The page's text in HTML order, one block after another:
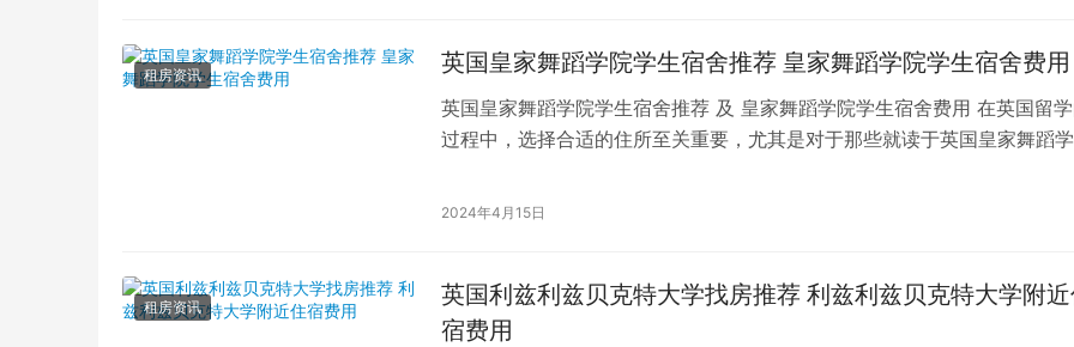
租房资讯 英国皇家舞蹈学院学生宿舍推荐 皇家舞蹈学院学生宿舍费用
英国皇家舞蹈学院学生宿舍推荐 及 皇家舞蹈学院学生宿舍费用 在英国留
过程中，选择合适的住所至关重要，尤其是对于那些就读于英国皇家舞蹈学
2024年4月15日
租房资讯
英国利兹利兹贝克特大学找房推荐 利兹利兹贝克特大学附
宿费用